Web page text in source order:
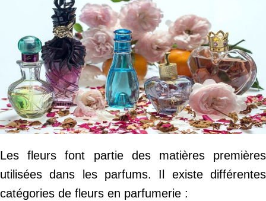
Les fleurs font partie des matières premières
utilisées dans les parfums. Il existe différentes
catégories de fleurs en parfumerie :